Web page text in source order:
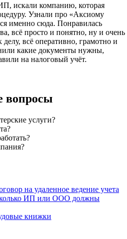
искали компанию, которая
Узнали про «Аксиому
именно сюда. Понравилась
всё просто и понятно, ну и очень
всё оперативно, грамотно и
какие документы нужны,
на налоговый учёт.
вопросы
услуги?
на удаленное ведение учета
ИП или ООО должны
книжки